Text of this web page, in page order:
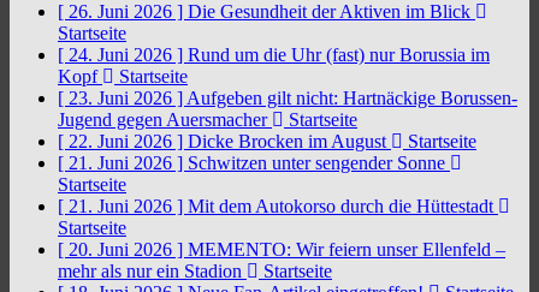
[ 26. Juni 2026 ] Die Gesundheit der Aktiven im Blick
Startseite
[ 24. Juni 2026 ] Rund um die Uhr (fast) nur Borussia im
Kopf
Startseite
[ 23. Juni 2026 ] Aufgeben gilt nicht: Hartnäckige Borussen-
Jugend gegen Auersmacher
Startseite
[ 22. Juni 2026 ] Dicke Brocken im August
Startseite
[ 21. Juni 2026 ] Schwitzen unter sengender Sonne
Startseite
[ 21. Juni 2026 ] Mit dem Autokorso durch die Hüttestadt
Startseite
[ 20. Juni 2026 ] MEMENTO: Wir feiern unser Ellenfeld –
mehr als nur ein Stadion
Startseite